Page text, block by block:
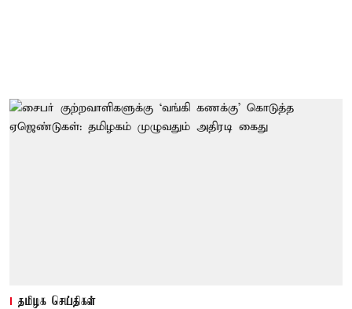
தமிழக செய்திகள்